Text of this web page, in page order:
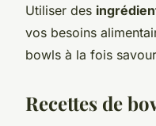
Utiliser des
vos besoins
bowls à la fois
Recettes de